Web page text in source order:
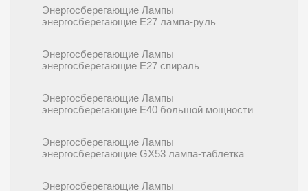
Энергосберегающие Лампы
энергосберегающие E27 лампа-руль
Энергосберегающие Лампы
энергосберегающие E27 спираль
Энергосберегающие Лампы
энергосберегающие E40 большой мощности
Энергосберегающие Лампы
энергосберегающие GX53 лампа-таблетка
Энергосберегающие Лампы